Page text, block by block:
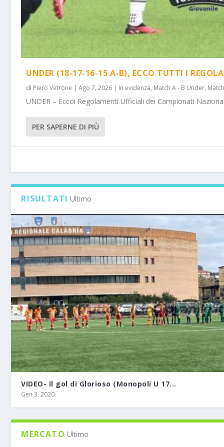
UNDER (18-17-16-15 A-B), ECCO TUTTI I
di Piero Vetrone |Ago 7, 2026 | In evidenza, Match A - B Under,
UNDER – Eccoi Regolamenti Ufficiali dei Campionati
PER SAPERNE DI PIÙ
RISULTATI Ultimo
VIDEO- Il gol di Glorioso (Monopoli U 17...
Gen 3, 2020
MERCATO Ultimo